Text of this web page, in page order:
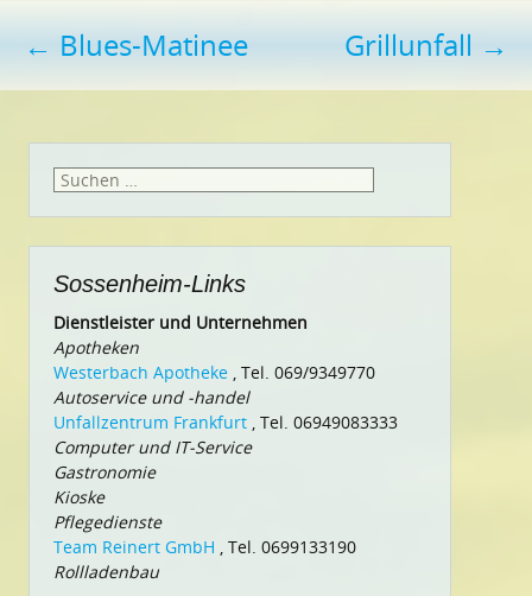
Beitragsnavigation
← Blues-Matinee Grillunfall →
Suchen
Sossenheim-Links
Dienstleister und Unternehmen
Apotheken
Westerbach Apotheke , Tel. 069/9349770
Autoservice und -handel
Unfallzentrum Frankfurt , Tel. 06949083333
Computer und IT-Service
Gastronomie
Kioske
Pflegedienste
Team Reinert GmbH , Tel. 0699133190
Rollladenbau